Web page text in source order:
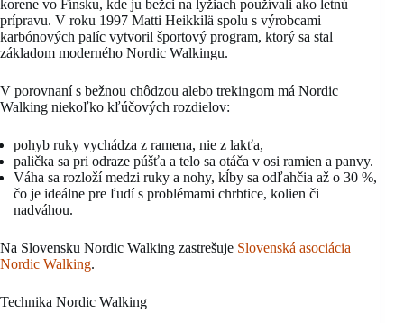
korene vo Fínsku, kde ju bežci na lyžiach používali ako letnú
prípravu. V roku 1997 Matti Heikkilä spolu s výrobcami
karbónových palíc vytvoril športový program, ktorý sa stal
základom moderného Nordic Walkingu.
V porovnaní s bežnou chôdzou alebo trekingom má Nordic
Walking niekoľko kľúčových rozdielov:
pohyb ruky vychádza z ramena, nie z lakťa,
palička sa pri odraze púšťa a telo sa otáča v osi ramien a panvy.
Váha sa rozloží medzi ruky a nohy, kĺby sa odľahčia až o 30 %,
čo je ideálne pre ľudí s problémami chrbtice, kolien či
nadváhou.
Na Slovensku Nordic Walking zastrešuje Slovenská asociácia
Nordic Walking.
Technika Nordic Walking